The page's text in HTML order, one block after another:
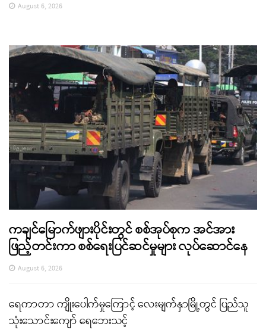
August 6, 2026
ကချင်မြောက်ဖျားပိုင်းတွင် စစ်အုပ်စုက အင်အား
ဖြည့်တင်းကာ စစ်ရေးပြင်ဆင်မှုများ လုပ်ဆောင်နေ
August 6, 2026
ရေကာတာ ကျိုးပေါက်မှုကြောင့် လေးမျက်နှာမြို့တွင် ပြည်သူ
သုံးသောင်းကျော် ရေဘေးသင့်